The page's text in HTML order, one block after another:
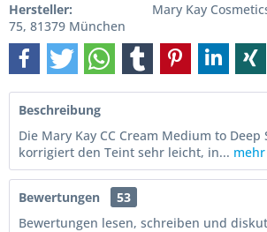
Hersteller:
Mary Kay
75, 81379 München
Beschreibung
Die Mary Kay CC Cream Medium to Deep
korrigiert den Teint sehr leicht, in... mehr
Bewertungen
53
Bewertungen lesen, schreiben und